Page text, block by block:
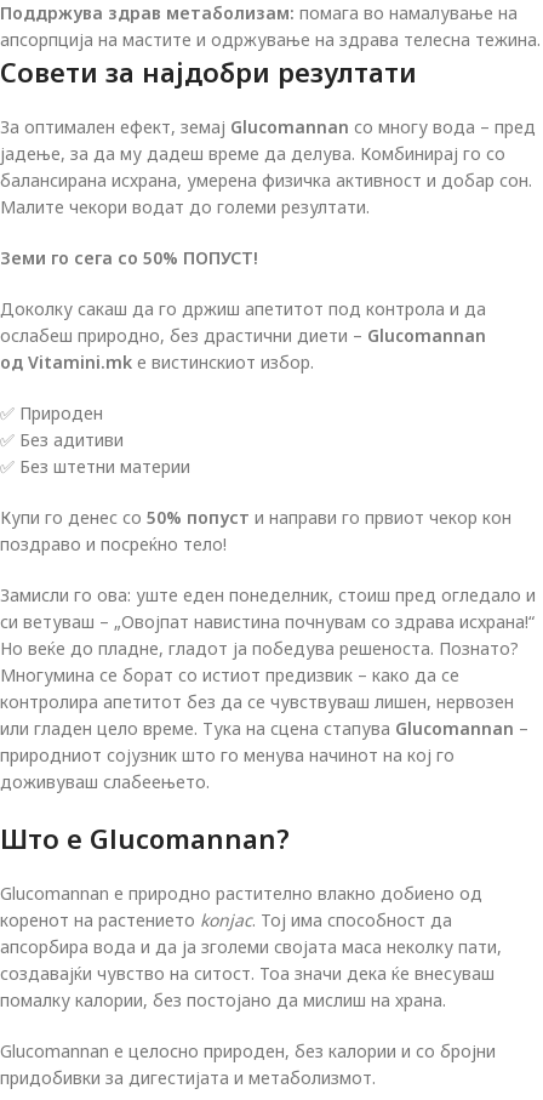
Поддржува здрав метаболизам: помага во намалување на
апсорпција на мастите и одржување на здрава телесна тежина.
Совети за најдобри резултати
За оптимален ефект, земај Glucomannan со многу вода – пред
јадење, за да му дадеш време да делува. Комбинирај го со
балансирана исхрана, умерена физичка активност и добар сон.
Малите чекори водат до големи резултати.
Земи го сега со 50% ПОПУСТ!
Доколку сакаш да го држиш апетитот под контрола и да
ослабеш природно, без драстични диети – Glucomannan
од Vitamini.mk е вистинскиот избор.
✅ Природен
✅ Без адитиви
✅ Без штетни материи
Купи го денес со 50% попуст и направи го првиот чекор кон
поздраво и посреќно тело!
Замисли го ова: уште еден понеделник, стоиш пред огледало и
си ветуваш – „Овојпат навистина почнувам со здрава исхрана!“
Но веќе до пладне, гладот ја победува решеноста. Познато?
Многумина се борат со истиот предизвик – како да се
контролира апетитот без да се чувствуваш лишен, нервозен
или гладен цело време. Тука на сцена стапува Glucomannan –
природниот сојузник што го менува начинот на кој го
доживуваш слабеењето.
Што е Glucomannan?
Glucomannan е природно растително влакно добиено од
коренот на растението konjac. Тој има способност да
апсорбира вода и да ја зголеми својата маса неколку пати,
создавајќи чувство на ситост. Тоа значи дека ќе внесуваш
помалку калории, без постојано да мислиш на храна.
Glucomannan е целосно природен, без калории и со бројни
придобивки за дигестијата и метаболизмот.